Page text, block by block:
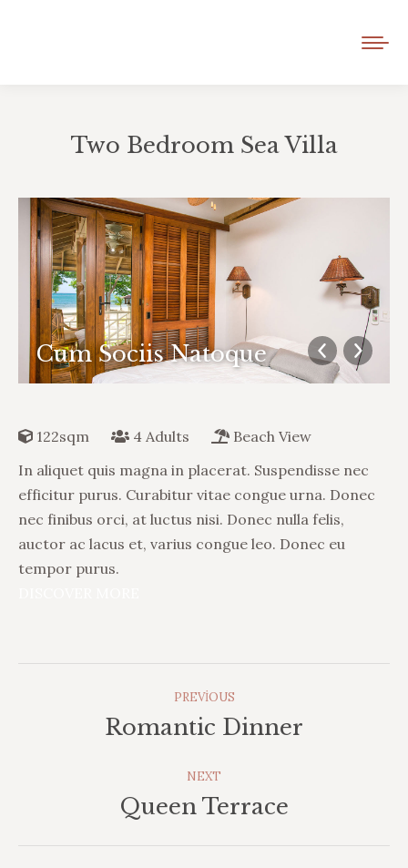
Two Bedroom Sea Villa
Cum Sociis Natoque
122sqm 4 Adults
Beach View
In aliquet quis magna in placerat. Suspendisse nec
efficitur purus. Curabitur vitae congue urna. Donec
nec finibus orci, at luctus nisi. Donec nulla felis,
auctor ac lacus et, varius congue leo. Donec eu
tempor purus.
Navigation
PREVIOUS
Previous
Romantic Dinner
NEXT
Next
Queen Terrace